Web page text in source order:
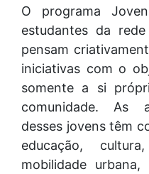
O programa
estudantes da
pensam
iniciativas com o
somente a si
comunidade. As
desses jovens têm
educação,
mobilidade